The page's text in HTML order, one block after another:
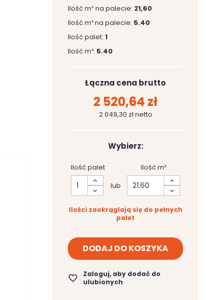
Ilość m² na palecie: 21,60
Ilość m³ na palecie: 5.40
Ilość palet: 1
Ilość m³: 5.40
Łączna cena brutto
2 520,64 zł
2 049,30 zł netto
Wybierz:
Ilość palet
lub
Ilość m²
Ilości zaokrąglają się do pełnych
palet
DODAJ DO KOSZYKA
favorite_border
Zaloguj, aby dodać do
ulubionych